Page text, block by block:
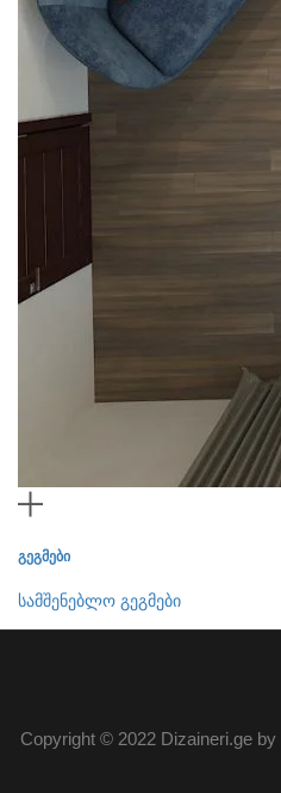
გეგმები
სამშენებლო გეგმები
Copyright © 2022 Dizaineri.ge by